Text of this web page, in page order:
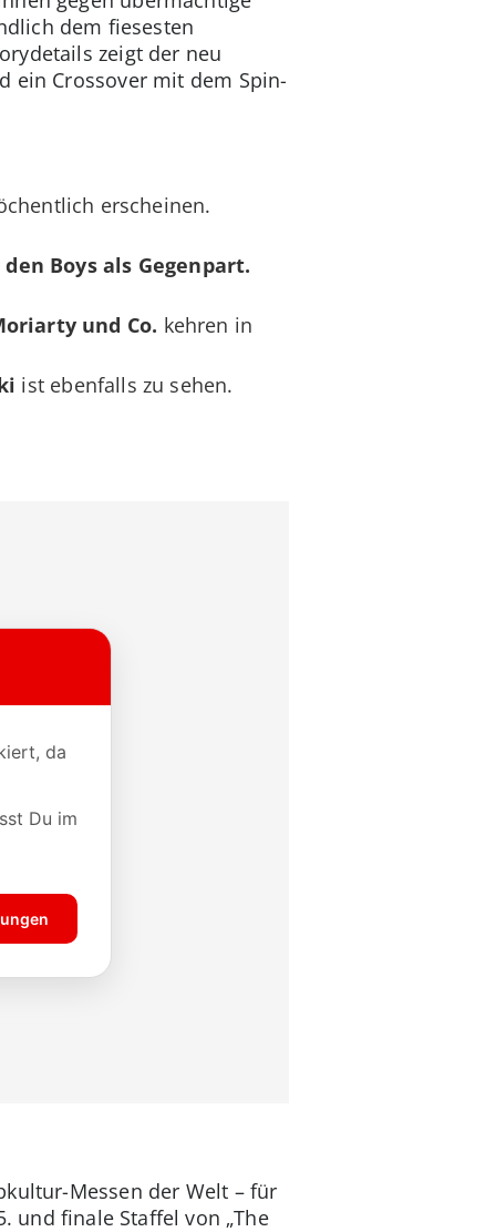
dem fiesesten
zeigt der neu
ein Crossover mit dem Spin-
erscheinen.
Boys als Gegenpart.
und Co. kehren in
ist ebenfalls zu sehen.
Messen der Welt – für
und finale Staffel von „The